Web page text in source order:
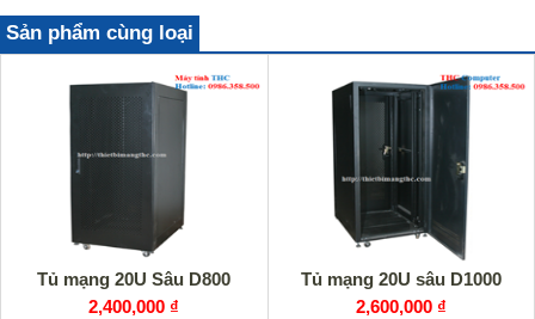
Sản phẩm cùng loại
Tủ mạng 20U Sâu D800
2,400,000 ₫
Tủ mạng 20U sâu D1000
2,600,000 ₫